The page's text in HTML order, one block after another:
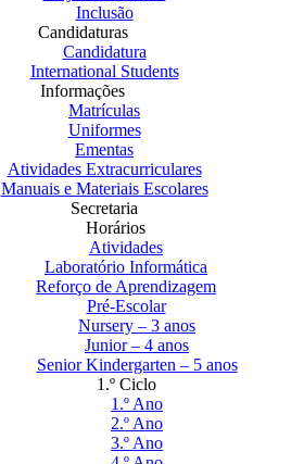
Inclusão
Candidaturas
Candidatura
International Students
Informações
Matrículas
Uniformes
Ementas
Atividades Extracurriculares
Manuais e Materiais Escolares
Secretaria
Horários
Atividades
Laboratório Informática
Reforço de Aprendizagem
Pré-Escolar
Nursery – 3 anos
Junior – 4 anos
Senior Kindergarten – 5 anos
1.º Ciclo
1.º Ano
2.º Ano
3.º Ano